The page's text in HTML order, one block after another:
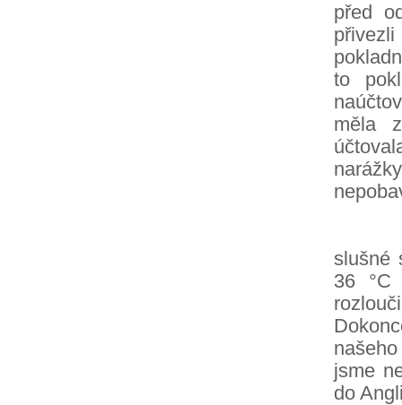
před
to
měla
slušné
36 °C
jsme
do